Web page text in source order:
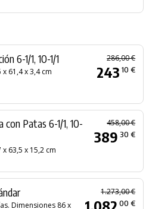
6-1/1, 10-1/1
61,4 x 3,4 cm
286,00 €
243 10 €
con Patas 6-1/1, 10-
63,5 x 15,2 cm
458,00 €
389 30 €
Dimensiones 86 x
1.273,00 €
1.082 00 €